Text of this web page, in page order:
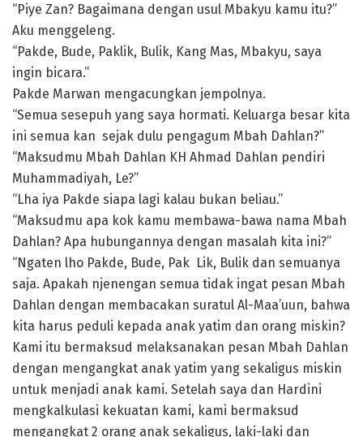
“Piye Zan? Bagaimana dengan usul Mbakyu kamu itu?”
Aku menggeleng.
“Pakde, Bude, Paklik, Bulik, Kang Mas, Mbakyu, saya
ingin bicara.”
Pakde Marwan mengacungkan jempolnya.
“Semua sesepuh yang saya hormati. Keluarga besar kita
ini semua kan sejak dulu pengagum Mbah Dahlan?”
“Maksudmu Mbah Dahlan KH Ahmad Dahlan pendiri
Muhammadiyah, Le?”
“Lha iya Pakde siapa lagi kalau bukan beliau.”
“Maksudmu apa kok kamu membawa-bawa nama Mbah
Dahlan? Apa hubungannya dengan masalah kita ini?”
“Ngaten lho Pakde, Bude, Pak Lik, Bulik dan semuanya
saja. Apakah njenengan semua tidak ingat pesan Mbah
Dahlan dengan membacakan suratul Al-Maa’uun, bahwa
kita harus peduli kepada anak yatim dan orang miskin?
Kami itu bermaksud melaksanakan pesan Mbah Dahlan
dengan mengangkat anak yatim yang sekaligus miskin
untuk menjadi anak kami. Setelah saya dan Hardini
mengkalkulasi kekuatan kami, kami bermaksud
mengangkat 2 orang anak sekaligus, laki-laki dan